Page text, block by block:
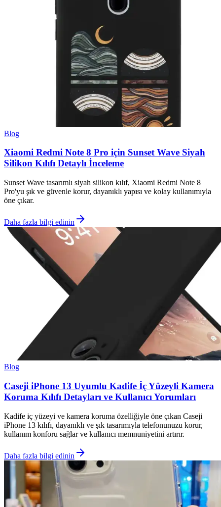
Blog
Xiaomi Redmi Note 8 Pro için Sunset Wave Siyah
Silikon Kılıfı Detaylı İnceleme
Sunset Wave tasarımlı siyah silikon kılıf, Xiaomi Redmi Note 8
Pro'yu şık ve güvenle korur, dayanıklı yapısı ve kolay kullanımıyla
öne çıkar.
Daha fazla bilgi edinin
Blog
Caseji iPhone 13 Uyumlu Kadife İç Yüzeyli Kamera
Koruma Kılıfı Detayları ve Kullanıcı Yorumları
Kadife iç yüzeyi ve kamera koruma özelliğiyle öne çıkan Caseji
iPhone 13 kılıfı, dayanıklı ve şık tasarımıyla telefonunuzu korur,
kullanım konforu sağlar ve kullanıcı memnuniyetini artırır.
Daha fazla bilgi edinin